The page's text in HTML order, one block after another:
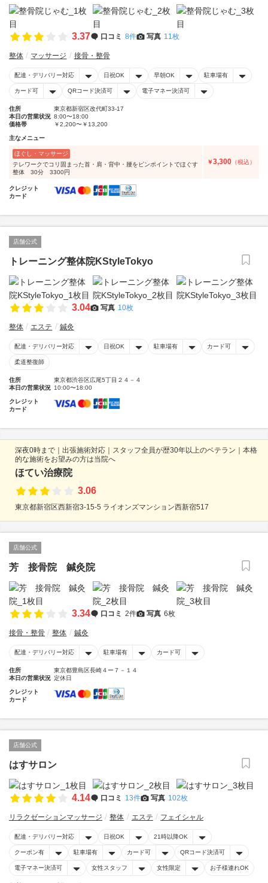
3.37 口コミ 8件 写真 11枚
整体 マッサージ 接骨・整骨
配達・デリバリー対応 日祝OK 早朝OK 駐車場有
カード可 QRコード決済可 電子マネー決済可
住所
東京都新宿区改代町33-17
本日の営業状況 8:00〜18:00
価格帯
￥2,200〜￥13,200
主なメニュー
ほぐし・マッサージ
テレワークでコリ固まった首・肩・背中・腰をピンポイントでほぐす
整体 30分 3300円
￥3,300 （税込）
クレジット
カード
店舗公式
トレーニング整体院KStyleTokyo
3.04 写真 10枚
整体 エステ 鍼灸
配達・デリバリー対応 日祝OK 駐車場有 カード可
柔道整復師
住所
東京都渋谷区広尾5丁目２４－４
本日の営業状況 10:00〜18:00
クレジット
カード
深夜0時まで｜出張施術対応｜スタッフ全員が歴30年以上のベテラン｜本格
的な施術をお望みの方は当院へ
ほてい治療院
3.06
東京都新宿区西新宿3-15-5 ライオンズマンション西新宿517
店舗公式
芳 接骨院 鍼灸院
3.34 口コミ 2件 写真 6枚
接骨・整骨 整体 鍼灸
配達・デリバリー対応 駐車場有 カード可
住所
東京都豊島区長崎４ー７－１４
本日の営業状況 定休日
クレジット
カード
店舗公式
はすサロン
4.14 口コミ 13件 写真 102枚
リラクゼーションマッサージ 整体 エステ フェイシャル
配達・デリバリー対応 日祝OK 21時以降OK
クーポン有 駐車場有 カード可 QRコード決済可
電子マネー決済可 女性スタッフ 女性限定 お子様連れOK